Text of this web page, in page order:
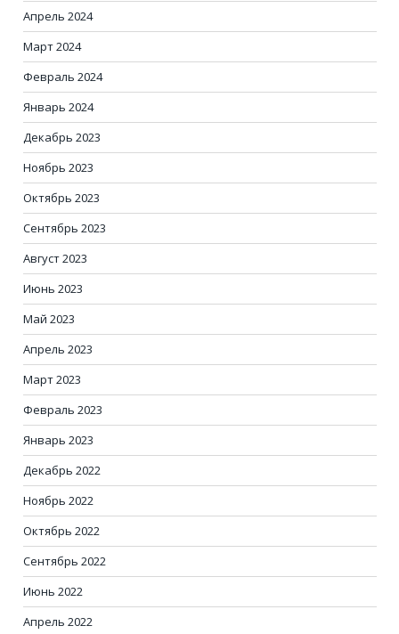
Апрель 2024
Март 2024
Февраль 2024
Январь 2024
Декабрь 2023
Ноябрь 2023
Октябрь 2023
Сентябрь 2023
Август 2023
Июнь 2023
Май 2023
Апрель 2023
Март 2023
Февраль 2023
Январь 2023
Декабрь 2022
Ноябрь 2022
Октябрь 2022
Сентябрь 2022
Июнь 2022
Апрель 2022